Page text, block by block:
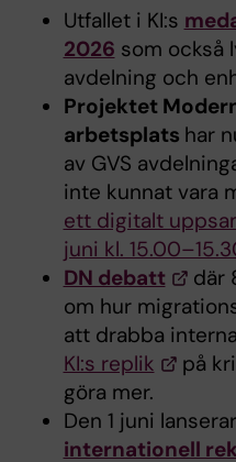
Utfallet i KI:s
2026 som också
avdelning och
Projektet
arbetsplats har
av GVS
inte kunnat vara
ett digitalt
juni kl.
DN debatt
där
om hur
att drabba
KI:s replik
på
göra mer.
Den 1 juni
internationell